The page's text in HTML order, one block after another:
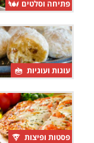
פתיחה וסלטים
עוגות ועוגיות
פסטות ופיצות